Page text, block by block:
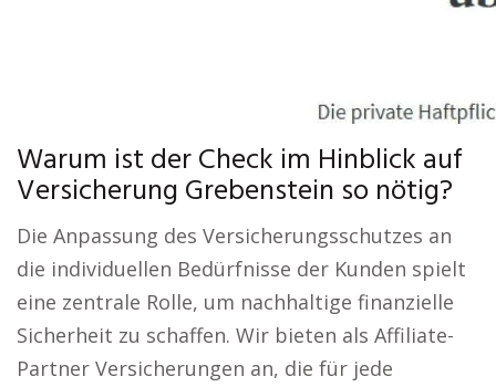
Warum ist der Check im Hinblick auf
Versicherung Grebenstein so nötig?
Die Anpassung des Versicherungsschutzes an
die individuellen Bedürfnisse der Kunden spielt
eine zentrale Rolle, um nachhaltige finanzielle
Sicherheit zu schaffen. Wir bieten als Affiliate-
Partner Versicherungen an, die für jede